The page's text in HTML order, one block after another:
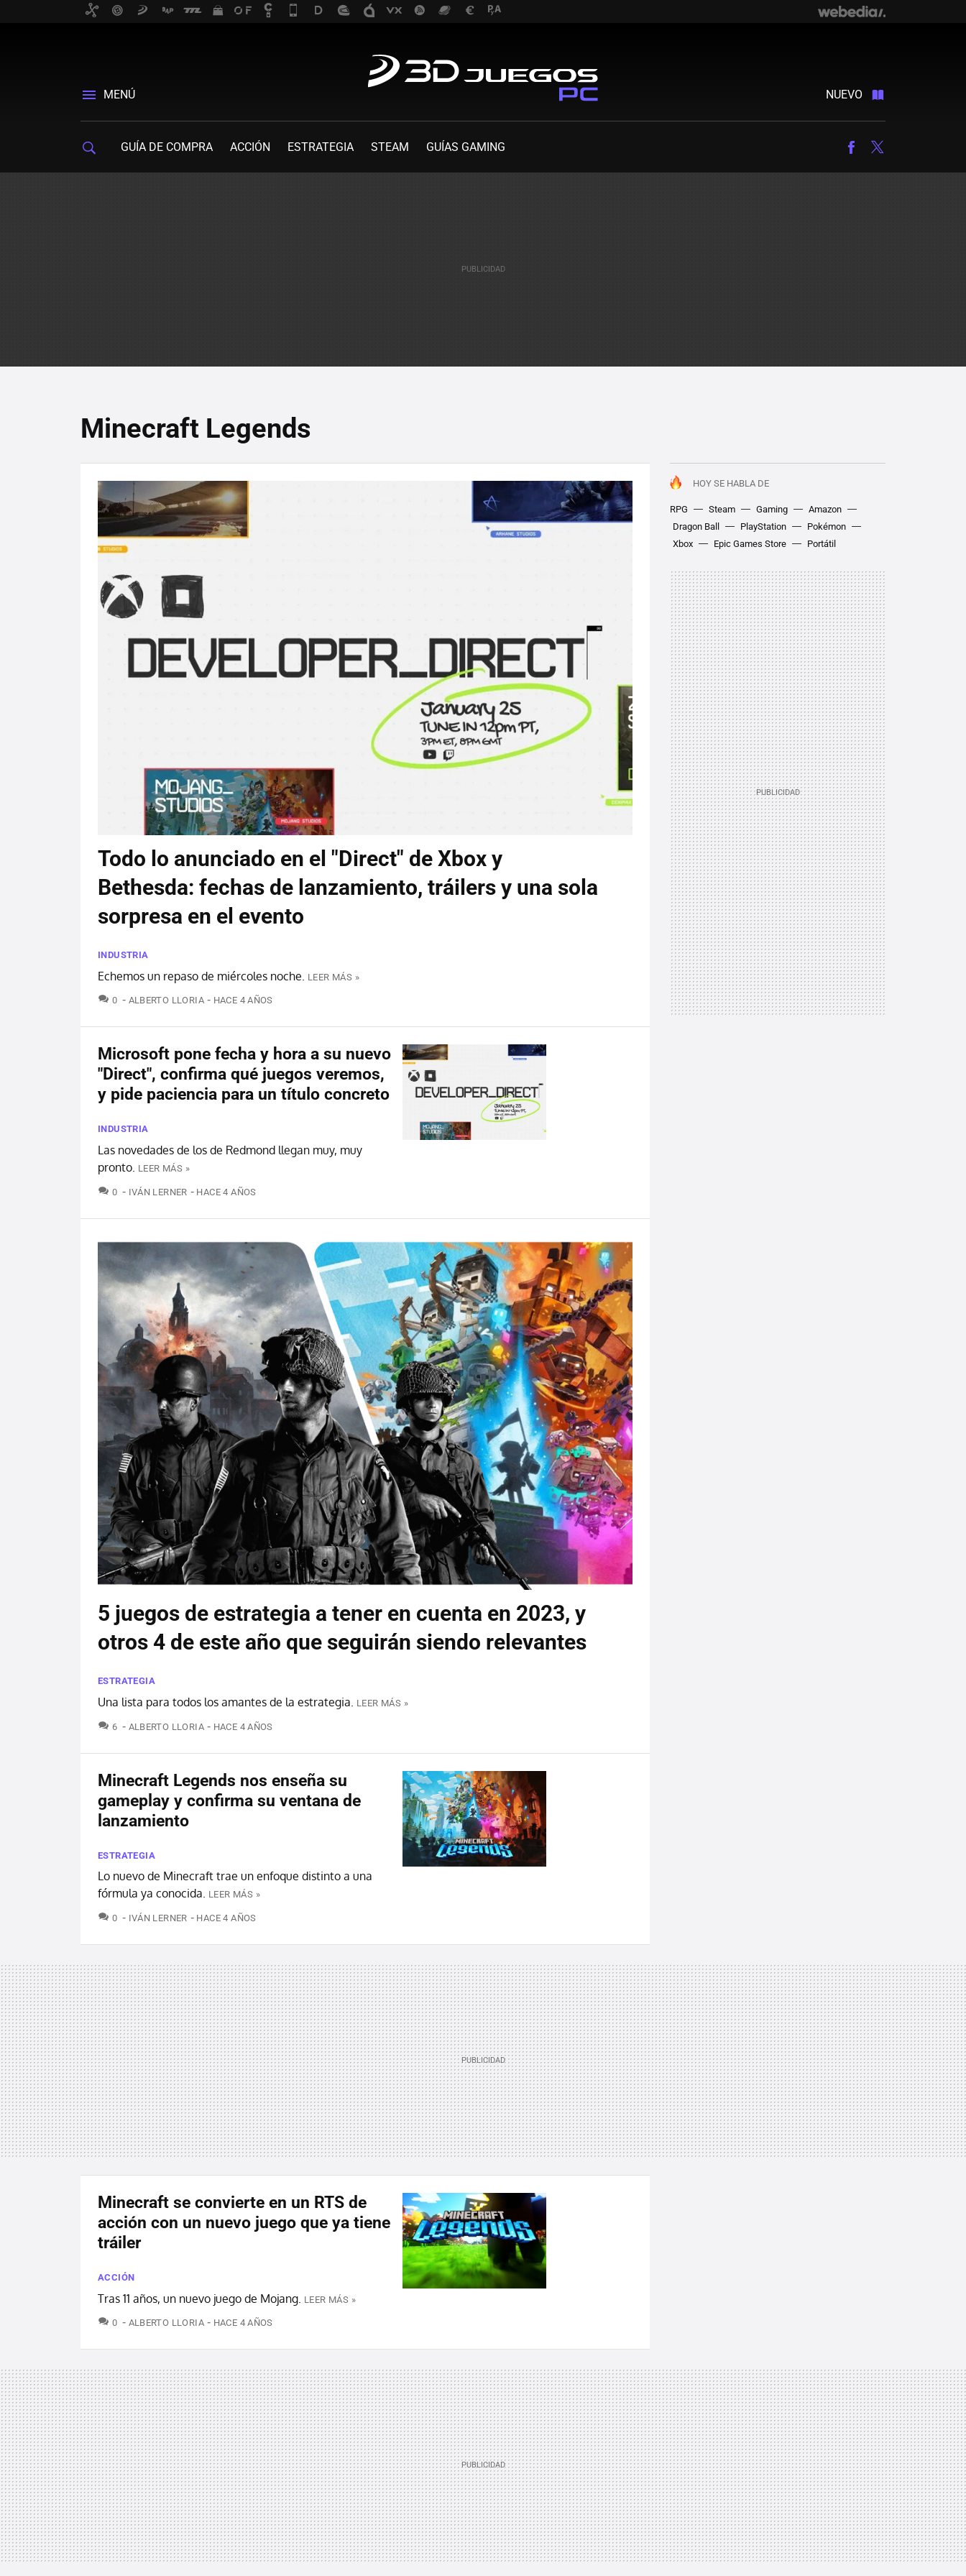
MENÚ NUEVO
GUÍA DE COMPRA ACCIÓN ESTRATEGIA STEAM GUÍAS GAMING Facebook
Minecraft Legends
HOY SE HABLA DE
RPG Steam Gaming
Amazon
Dragon Ball
PlayStation
Pokémon
Xbox
Epic Games Store Portátil
Todo lo anunciado en el "Direct" de Xbox y
Bethesda: fechas de lanzamiento, tráilers y una sola
sorpresa en el evento
INDUSTRIA
Echemos un repaso de miércoles noche. LEER MÁS »
0 COMENTARIOS
ALBERTO LLORIA HACE 4 AÑOS
Microsoft pone fecha y hora a su nuevo
"Direct", confirma qué juegos veremos,
y pide paciencia para un título concreto
INDUSTRIA
Las novedades de los de Redmond llegan muy, muy
pronto. LEER MÁS »
0 COMENTARIOS
IVÁN LERNER HACE 4 AÑOS
5 juegos de estrategia a tener en cuenta en 2023, y
otros 4 de este año que seguirán siendo relevantes
ESTRATEGIA
Una lista para todos los amantes de la estrategia. LEER MÁS »
6 COMENTARIOS
ALBERTO LLORIA HACE 4 AÑOS
Minecraft Legends nos enseña su
gameplay y confirma su ventana de
lanzamiento
ESTRATEGIA
Lo nuevo de Minecraft trae un enfoque distinto a una
fórmula ya conocida. LEER MÁS »
0 COMENTARIOS
IVÁN LERNER HACE 4 AÑOS
Minecraft se convierte en un RTS de
acción con un nuevo juego que ya tiene
tráiler
ACCIÓN
Tras 11 años, un nuevo juego de Mojang. LEER MÁS »
0 COMENTARIOS
ALBERTO LLORIA HACE 4 AÑOS